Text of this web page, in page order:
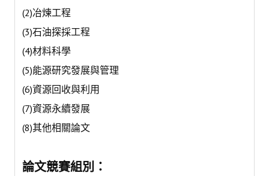
專題討論會論文集
鑽禧紀念冊
礦冶工程名詞與礦冶辭典
學會電子報
活動專區
歷年年會
(2)冶煉工程
(3)石油探採工程
(4)材料科學
(5)能源研究發展與管理
(6)資源回收與利用
(7)資源永續發展
(8)其他相關論文
論文競賽組別：